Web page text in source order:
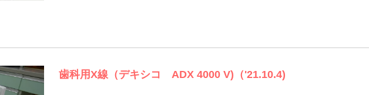
歯科用X線（デキシコ ADX 4000 V)（'21.10.4)